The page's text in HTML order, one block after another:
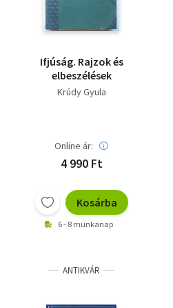
Ifjúság. Rajzok és
elbeszélések
Krúdy Gyula
Online ár:
4 990 Ft
Kosárba
6 - 8 munkanap
ANTIKVÁR